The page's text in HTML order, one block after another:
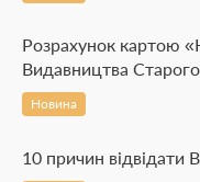
Розрахунок картою
Видавництва
Новина
10 причин відвідати